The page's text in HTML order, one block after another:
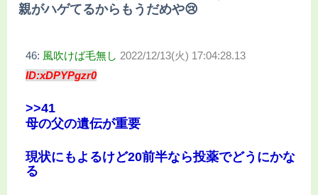
親がハゲてるからもうだめや😢
46: 風吹けば毛無し 2022/12/13(火) 17:04:28.13
ID:xDPYPgzr0
>>41
母の父の遺伝が重要
現状にもよるけど20前半なら投薬でどうにかな
る